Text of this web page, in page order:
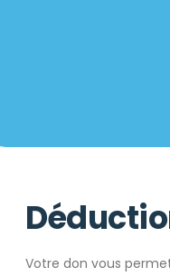
Votre don vous